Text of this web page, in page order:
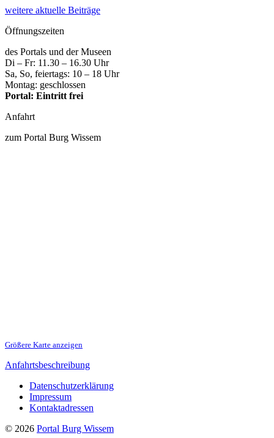
weitere aktuelle Beiträge
Öffnungszeiten
des Portals und der Museen
Di – Fr: 11.30 – 16.30 Uhr
Sa, So, feiertags: 10 – 18 Uhr
Montag: geschlossen
Portal: Eintritt frei
Anfahrt
zum Portal Burg Wissem
Größere Karte anzeigen
Anfahrtsbeschreibung
Datenschutzerklärung
Impressum
Kontaktadressen
© 2026 Portal Burg Wissem